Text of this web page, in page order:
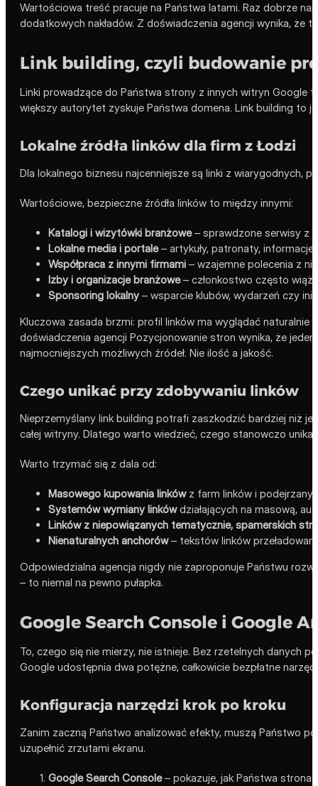
Wartościowa treść pracuje na Państwa latami. Raz dobrze
dodatkowych nakładów. Z doświadczenia agencji wynika,
Link building, czyli budowanie
Linki prowadzące do Państwa strony z innych witryn Google
większy autorytet zyskuje Państwa domena. Link building to
Lokalne źródła linków dla firm z Łodzi
Dla lokalnego biznesu najcenniejsze są linki z wiarygodnych,
Wartościowe, bezpieczne źródła linków to między innymi:
Katalogi i wizytówki branżowe– sprawdzone serwisy z
Lokalne media i portale– artykuły, patronaty,
Współpraca z innymi firmami – wzajemne polecenia z
Izby i organizacje branżowe– członkostwo często
Sponsoring lokalny – wsparcie klubów, wydarzeń czy
Kluczowa zasada brzmi: profil linków ma wyglądać
doświadczenia agencji Pozycjonowanie stron wynika, że
najmocniejszych możliwych źródeł. Nie ilość a jakość.
Czego unikać przy zdobywaniu linków
Nieprzemyślany link building potrafi zaszkodzić bardziej niż
całej witryny. Dlatego warto wiedzieć, czego stanowczo
Warto trzymać się z dala od:
Masowego kupowania linkówz farm linków i
Systemów wymiany linkówdziałających na masową,
Linków z niepowiązanych tematycznie, spamerskich
Nienaturalnych anchorów– tekstów linków
Odpowiedzialna agencja nigdy nie zaproponuje Państwu
– to niemal na pewno pułapka.
Google Search Console i Google
To, czego się nie mierzy, nie istnieje. Bez rzetelnych danych
Google udostępnia dwa potężne, całkowicie bezpłatne
Konfiguracja narzędzi krok po kroku
Zanim zaczną Państwo analizować efekty, muszą Państwo
uzupełnić zrzutami ekranu.
Google Search Console– pokazuje, jak Państwa strona